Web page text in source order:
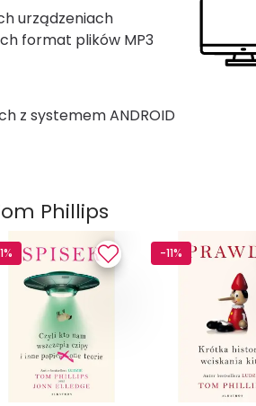
urządzeniach
format plików MP3
z systemem ANDROID
Phillips
-11%